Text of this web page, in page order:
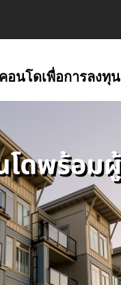
คอนโดเพื่อการลงทุน